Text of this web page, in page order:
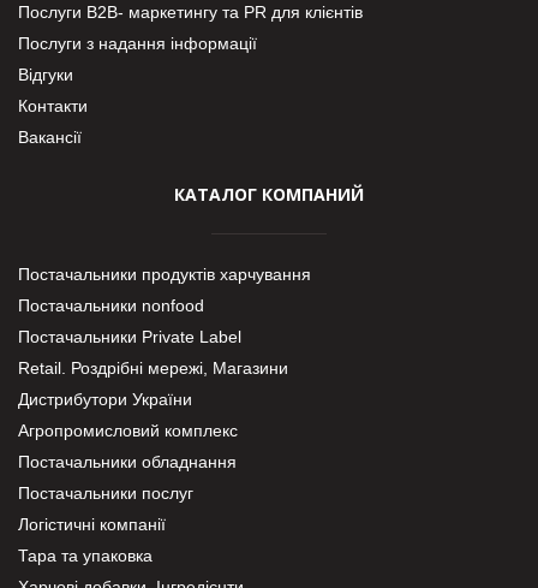
Послуги В2В- маркетингу та PR для клієнтів
Послуги з надання інформації
Відгуки
Контакти
Вакансії
КАТАЛОГ КОМПАНИЙ
Постачальники продуктів харчування
Постачальники nonfood
Постачальники Private Label
Retail. Роздрібні мережі, Магазини
Дистрибутори України
Агропромисловий комплекс
Постачальники обладнання
Постачальники послуг
Логістичні компанії
Тара та упаковка